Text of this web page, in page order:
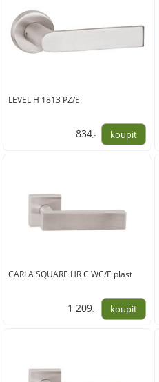
LEVEL H 1813 PZ/E
834,-
CARLA SQUARE HR C WC/E plast
1 209,-